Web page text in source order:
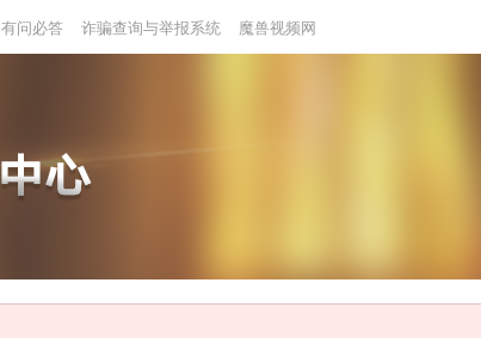
有问必答 诈骗查询与举报系统 魔兽视频网